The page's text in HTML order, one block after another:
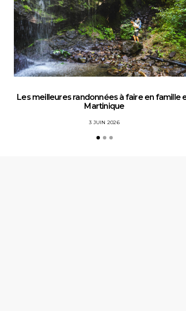
Les meilleures randonnées à faire en famille
Martinique
3 JUIN 2026